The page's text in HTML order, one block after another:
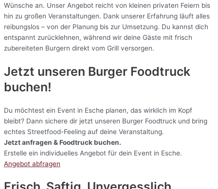
Wünsche an. Unser Angebot reicht von kleinen privaten Feiern bis
hin zu großen Veranstaltungen. Dank unserer Erfahrung läuft alles
reibungslos – von der Planung bis zur Umsetzung. Du kannst dich
entspannt zurücklehnen, während wir deine Gäste mit frisch
zubereiteten Burgern direkt vom Grill versorgen.
Jetzt unseren Burger Foodtruck
buchen!
Du möchtest ein Event in Esche planen, das wirklich im Kopf
bleibt? Dann sichere dir jetzt unseren Burger Foodtruck und bring
echtes Streetfood-Feeling auf deine Veranstaltung.
Jetzt anfragen & Foodtruck buchen.
Erstelle ein individuelles Angebot für dein Event in Esche.
Angebot abfragen